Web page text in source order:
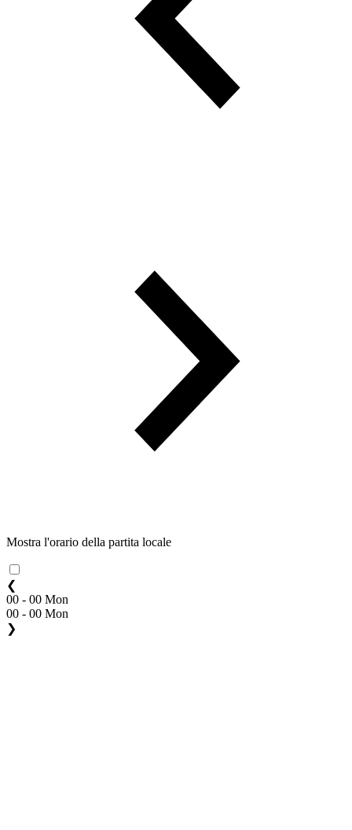
Mostra l'orario della partita locale
❮
00 - 00 Mon
00 - 00 Mon
❯